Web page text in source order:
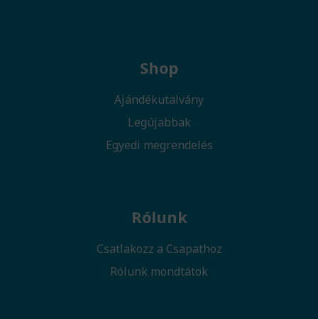
Shop
Ajándékutalvány
Legújabbak
Egyedi megrendelés
Rólunk
Csatlakozz a Csapathoz
Rólunk mondtátok